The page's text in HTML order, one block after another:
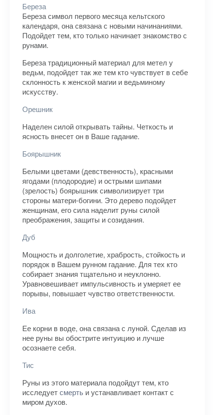
Береза
Береза символ первого месяца кельтского
календаря, она связана с новыми начинаниями.
Подойдет тем, кто только начинает знакомство с
рунами.
Береза традиционный материал для метел у
ведьм, подойдет так же тем кто чувствует в себе
склонность к женской магии и ведьминому
искусству.
Орешник
Наделен силой открывать тайны. Четкость и
ясность внесет он в Ваше гадание.
Боярышник
Белыми цветами (девственность), красными
ягодами (плодородие) и острыми шипами
(зрелость) боярышник символизирует три
стороны матери-богини. Это дерево подойдет
женщинам, его сила наделит руны силой
преображения, защиты и созидания.
Дуб
Мощность и долголетие, храбрость, стойкость и
порядок в Вашем рунном гадание. Для тех кто
собирает знания тщательно и неуклонно.
Уравновешивает импульсивность и умеряет ее
порывы, повышает чувство ответственности.
Ива
Ее корни в воде, она связана с луной. Сделав из
нее руны вы обострите интуицию и лучше
осознаете себя.
Тис
Руны из этого материала подойдут тем, кто
исследуетсмерть и устанавливает контакт с
миром духов.